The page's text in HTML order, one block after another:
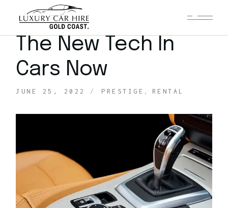
The New Tech In
Cars Now
JUNE 25, 2022 PRESTIGE RENTAL